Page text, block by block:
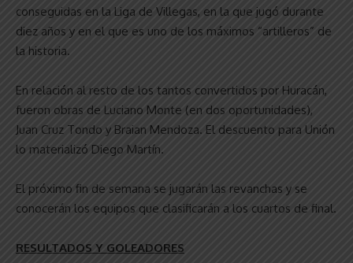
conseguidas en la Liga de Villegas, en la que jugó durante
diez años y en el que es uno de los máximos “artilleros” de
la historia.
En relación al resto de los tantos convertidos por Huracán,
fueron obras de Luciano Monte (en dos oportunidades),
Juan Cruz Tondo y Braian Mendoza. El descuento para Unión
lo materializó Diego Martín.
El próximo fin de semana se jugarán las revanchas y se
conocerán los equipos que clasificarán a los cuartos de final.
RESULTADOS Y GOLEADORES